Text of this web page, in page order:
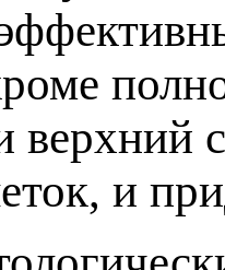
верхний
и